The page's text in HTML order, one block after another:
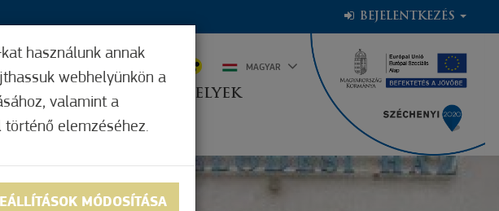
BEJELENTKEZÉS
ELFOGADÓHELYEK
MAGYAR
értékelt
használunk annak
webhelyünkön a
valamint a
elemzéséhez.
MÓDOSÍTÁSA